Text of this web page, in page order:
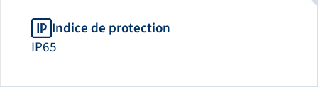
Indice de protection
IP65